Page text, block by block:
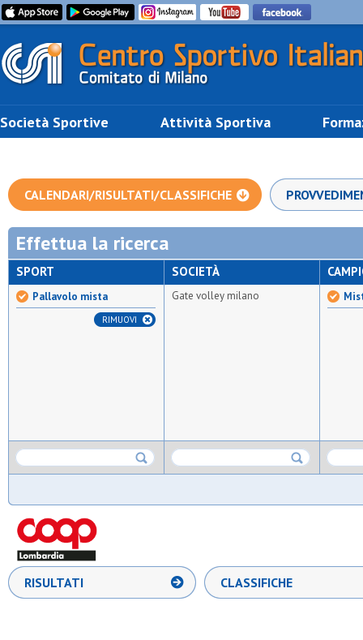
Società Sportive Attività Sportiva
CALENDARI/RISULTATI/CLASSIFICHE
Effettua la ricerca
SPORT
Pallavolo mista
RIMUOVI
SOCIETÀ
Gate volley milano
RISULTATI CLASSIFICHE